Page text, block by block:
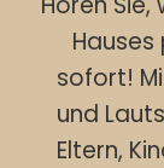
sofort!
und
Eltern,